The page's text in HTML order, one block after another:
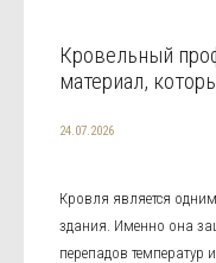
Кровельный
материал,
24.07.2026
Кровля является
здания. Именно она
перепадов температур